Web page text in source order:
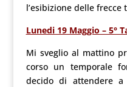
l’esibizione delle frecce
Lunedi 19 Maggio – 5°
Mi sveglio al mattino
corso un temporale
decido di attendere a